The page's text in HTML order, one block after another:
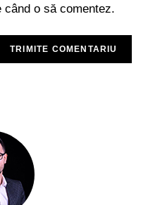
când o să comentez.